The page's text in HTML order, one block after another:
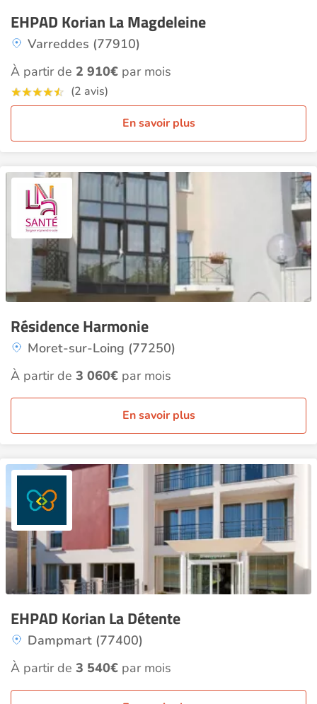
EHPAD Korian La Magdeleine
Varreddes (77910)
À partir de 2 910€ par mois
(2 avis)
En savoir plus
Résidence Harmonie
Moret-sur-Loing (77250)
À partir de 3 060€ par mois
En savoir plus
EHPAD Korian La Détente
Dampmart (77400)
À partir de 3 540€ par mois